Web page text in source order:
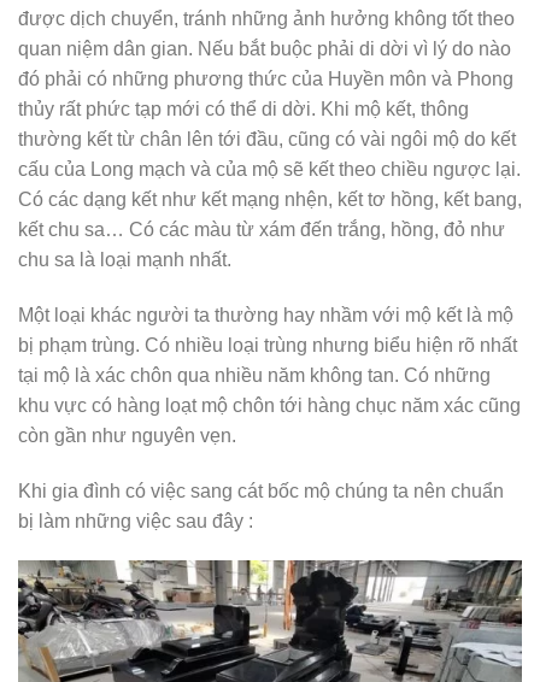
được dịch chuyển, tránh những ảnh hưởng không tốt theo
quan niệm dân gian. Nếu bắt buộc phải di dời vì lý do nào
đó phải có những phương thức của Huyền môn và Phong
thủy rất phức tạp mới có thể di dời. Khi mộ kết, thông
thường kết từ chân lên tới đầu, cũng có vài ngôi mộ do kết
cấu của Long mạch và của mộ sẽ kết theo chiều ngược lại.
Có các dạng kết như kết mạng nhện, kết tơ hồng, kết bang,
kết chu sa… Có các màu từ xám đến trắng, hồng, đỏ như
chu sa là loại mạnh nhất.
Một loại khác người ta thường hay nhầm với mộ kết là mộ
bị phạm trùng. Có nhiều loại trùng nhưng biểu hiện rõ nhất
tại mộ là xác chôn qua nhiều năm không tan. Có những
khu vực có hàng loạt mộ chôn tới hàng chục năm xác cũng
còn gần như nguyên vẹn.
Khi gia đình có việc sang cát bốc mộ chúng ta nên chuẩn
bị làm những việc sau đây :